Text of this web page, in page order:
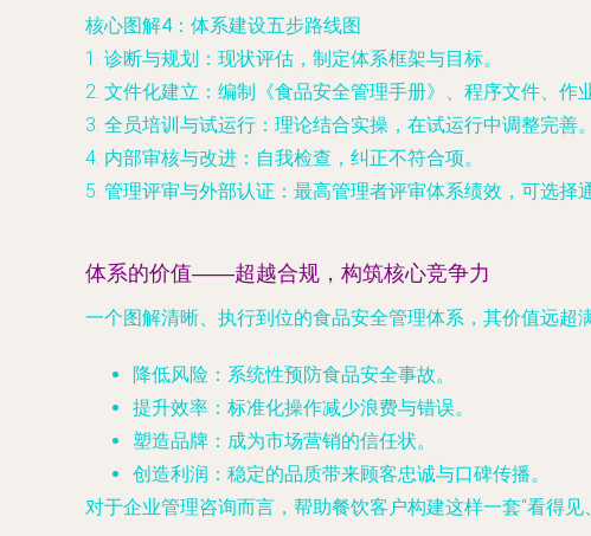
核心图解4：体系建设五步路线图
1. 诊断与规划 ：现状评估，制定体系框架与目标。
2. 文件化建立 ：编制《食品安全管理手册》、程序文件、作
3. 全员培训与试运行 ：理论结合实操，在试运行中调整完善。
4. 内部审核与改进 ：自我检查，纠正不符合项。
5. 管理评审与外部认证 ：最高管理者评审体系绩效，可选择
体系的价值——超越合规，构筑核心竞争力
一个图解清晰、执行到位的食品安全管理体系，其价值远超
降低风险 ：系统性预防食品安全事故。
提升效率 ：标准化操作减少浪费与错误。
塑造品牌 ：成为市场营销的信任状。
创造利润 ：稳定的品质带来顾客忠诚与口碑传播。
对于企业管理咨询而言，帮助餐饮客户构建这样一套“看得